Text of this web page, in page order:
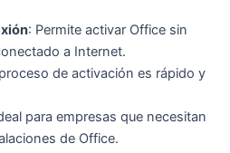
: Permite activar Office sin
a Internet.
de activación es rápido y
para empresas que necesitan
de Office.